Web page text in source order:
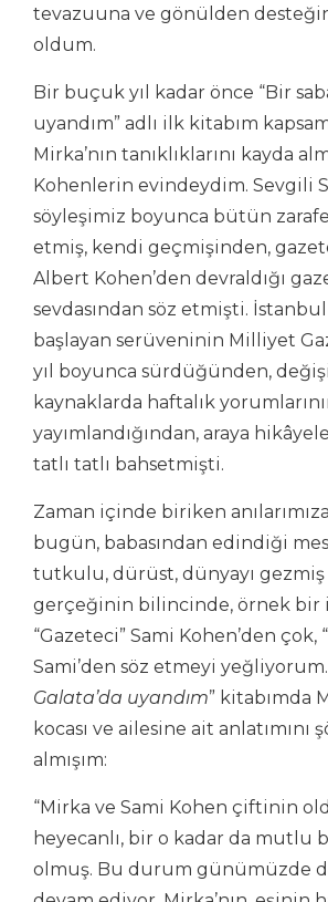
tevazuuna ve gönülden
oldum.
Bir buçuk yıl kadar önce “Bir
uyandım” adlı ilk kitabım
Mirka’nın tanıklıklarını kayda
Kohenlerin evindeydim. Sevgili
söyleşimiz boyunca bütün
etmiş, kendi geçmişinden,
Albert Kohen’den devraldığı
sevdasından söz etmişti. İstanbul
başlayan serüveninin Milliyet
yıl boyunca sürdüğünden,
kaynaklarda haftalık
yayımlandığından, araya
tatlı tatlı bahsetmişti.
Zaman içinde biriken
bugün, babasından edindiği
tutkulu, dürüst, dünyayı gezmiş
gerçeğinin bilincinde, örnek bir
“Gazeteci” Sami Kohen’den çok,
Sami’den söz etmeyi yeğliyorum.
Galata’da uyandım” kitabımda
kocası ve ailesine ait anlatımını
almışım:
“Mirka ve Sami Kohen çiftinin
heyecanlı, bir o kadar da mutlu
olmuş. Bu durum günümüzde